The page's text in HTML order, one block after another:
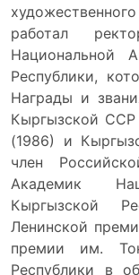
работал
Национальной
Республики,
Награды и
Кыргызской
(1986) и
член
Академик
Кыргызской
Ленинской
премии им.
Республики в